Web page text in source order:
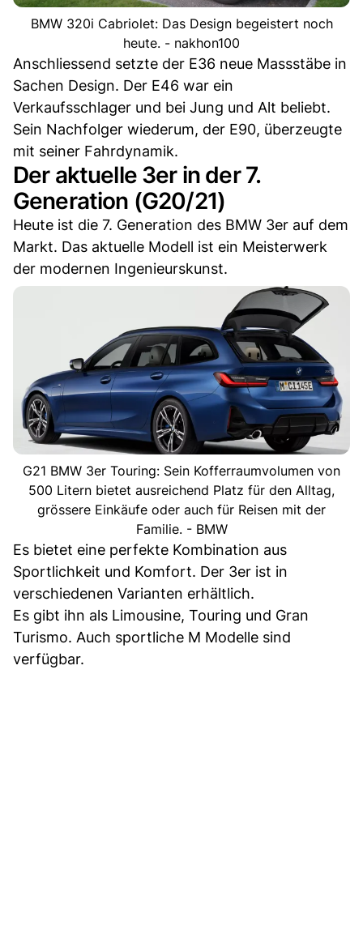
BMW 320i Cabriolet: Das Design begeistert noch
heute. - nakhon100
Anschliessend setzte der E36 neue Massstäbe in
Sachen Design. Der E46 war ein
Verkaufsschlager und bei Jung und Alt beliebt.
Sein Nachfolger wiederum, der E90, überzeugte
mit seiner Fahrdynamik.
Der aktuelle 3er in der 7.
Generation (G20/21)
Heute ist die 7. Generation des BMW 3er auf dem
Markt. Das aktuelle Modell ist ein Meisterwerk
der modernen Ingenieurskunst.
G21 BMW 3er Touring: Sein Kofferraumvolumen von
500 Litern bietet ausreichend Platz für den Alltag,
grössere Einkäufe oder auch für Reisen mit der
Familie. - BMW
Es bietet eine perfekte Kombination aus
Sportlichkeit und Komfort. Der 3er ist in
verschiedenen Varianten erhältlich.
Es gibt ihn als Limousine, Touring und Gran
Turismo. Auch sportliche M Modelle sind
verfügbar.